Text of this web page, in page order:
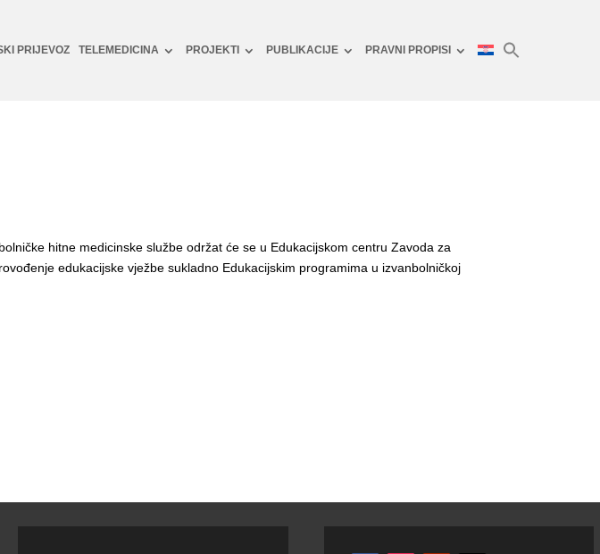
PRIJEVOZ TELEMEDICINA PROJEKTI PUBLIKACIJE PRAVNI PROPISI
hitne medicinske službe održat će se u Edukacijskom centru Zavoda za
edukacijske vježbe sukladno Edukacijskim programima u izvanbolničkoj